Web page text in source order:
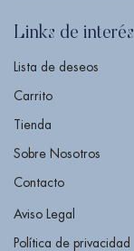
Links de interés
Lista de deseos
Carrito
Tienda
Sobre Nosotros
Contacto
Aviso Legal
Política de privacidad